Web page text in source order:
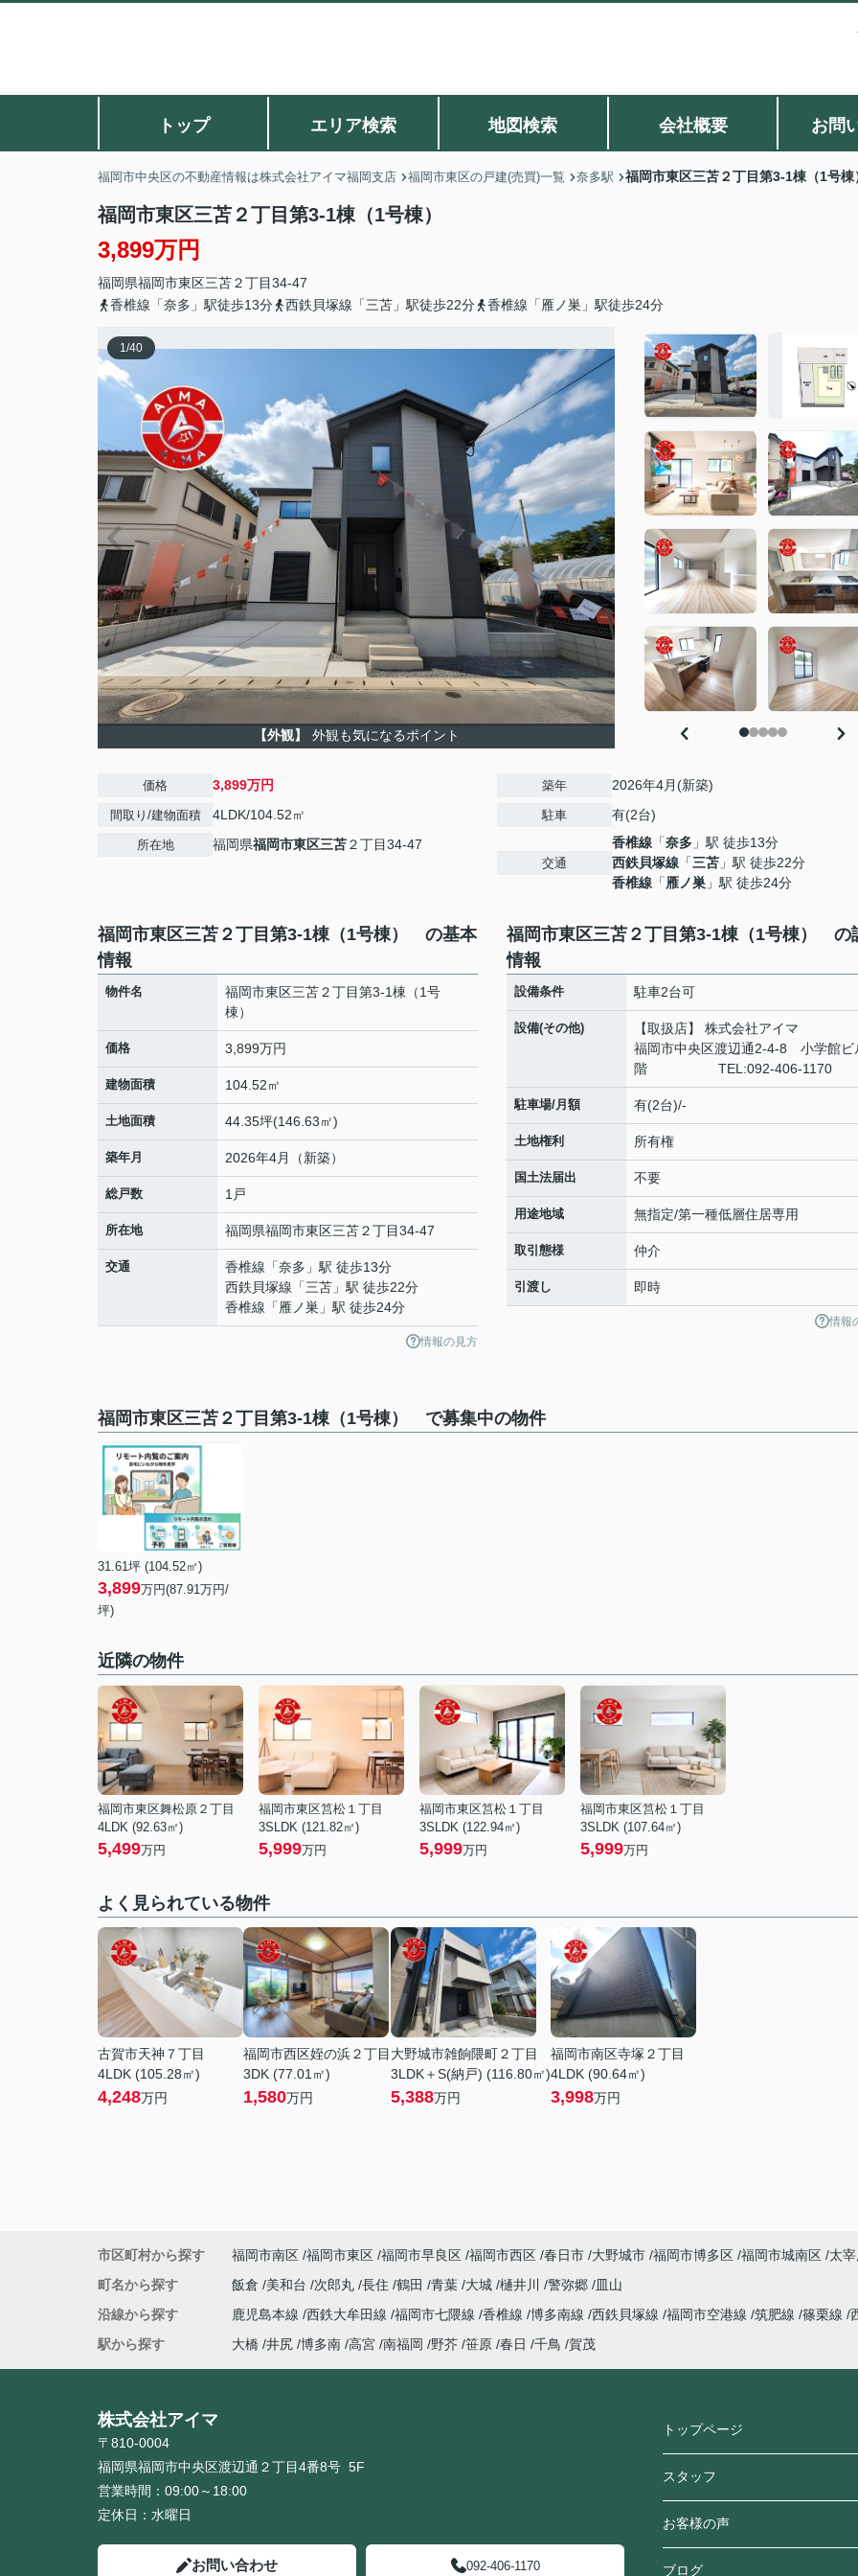
トップ エリア検索 地図検索 会社概要 お問
福岡市中央区の不動産情報は株式会社アイマ福岡支店 福岡市東区の戸建(売買)一覧 奈多駅 福岡市東区三苫２丁目第3-1棟（1号
福岡市東区三苫２丁目第3-1棟（1号棟）
3,899万円
福岡県福岡市東区三苫２丁目34-47
香椎線「奈多」駅徒歩13分
西鉄貝塚線「三苫」駅徒歩22分 香椎線「雁ノ巣」駅徒歩24分
1/40
【外観】 外観も気になるポイント
価格 3,899万円
間取り/建物面積 4LDK/104.52㎡
所在地 福岡県福岡市東区三苫２丁目34-47
築年 2026年4月(新築)
駐車 有(2台)
交通
香椎線 「奈多 」駅 徒歩13分
西鉄貝塚線 「三苫 」駅 徒歩22分
香椎線 「 雁ノ巣 」駅 徒歩24分
福岡市東区三苫２丁目第3-1棟（1号棟） の基本
情報
物件名
福岡市東区三苫２丁目第3-1棟（1号
棟）
価格 3,899万円
建物面積 104.52㎡
土地面積 44.35坪(146.63㎡)
築年月 2026年4月（新築）
総戸数 1戸
所在地 福岡県福岡市東区三苫２丁目34-47
交通 香椎線 「奈多 」駅 徒歩13分
西鉄貝塚線 「三苫 」駅 徒歩22分
香椎線 「 雁ノ巣 」駅 徒歩24分
情報の見方
福岡市東区三苫２丁目第3-1棟（1号棟） の
情報
設備条件 駐車2台可
設備(その他)
【取扱店】 株式会社アイ
福岡市中央区渡辺通2-4-8 小学館ビ
階 TEL:092-406-1170
駐車場/月額 有(2台)/-
土地権利 所有権
国土法届出 不要
用途地域 無指定/第一種低層住居専用
取引態様 仲介
引渡し 即時
情報
福岡市東区三苫２丁目第3-1棟（1号棟） で募集中の物件
31.61坪 (104.52㎡)
3,899万円(87.91万円/
坪)
近隣の物件
福岡市東区舞松原２丁目
4LDK (92.63㎡)
5,499万円
福岡市東区筥松１丁目
3SLDK (121.82㎡)
5,999万円
福岡市東区筥松１丁目
3SLDK (122.94㎡)
5,999万円
福岡市東区筥松１丁目
3SLDK (107.64㎡)
5,999万円
よく見られている物件
古賀市天神７丁目
4LDK (105.28㎡)
4,248万円
福岡市西区姪の浜２丁目
3DK (77.01㎡)
1,580万円
大野城市雑餉隈町２丁目
3LDK＋S(納戸) (116.80㎡)
5,388万円
福岡市南区寺塚２丁目
4LDK (90.64㎡)
3,998万円
市区町村から探す 福岡市南区 福岡市東区 福岡市早良区 福岡市西区 春日市 大野城市 福岡市博多区 福岡市城南区 太
町名から探す
飯倉 美和台 次郎丸 長住 鶴田 青葉 大城 樋井川 警弥郷
皿山
沿線から探す
鹿児島本線 西鉄大牟田線 福岡市七隈線 香椎線 博多南線 西鉄貝塚線 福岡市空港線 筑肥線 篠栗線
駅から探す
大橋 井尻 博多南 高宮 南福岡 野芥 笹原 春日 千鳥 賀茂
株式会社アイマ
〒810-0004
福岡県福岡市中央区渡辺通２丁目4番8号 5F
営業時間： 09:00～18:00
定休日： 水曜日
お問い合わせ 092-406-1170
トップページ
スタッフ
お客様の声
ブログ